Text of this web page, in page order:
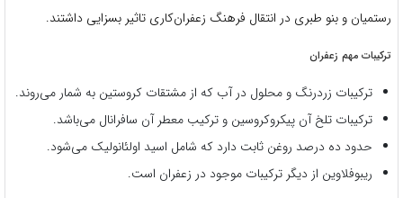
رستميان و بنو طبری در انتقال فرهنگ زعفران‌كاری تاثیر بسزایی داشتند.
ترکیبات مهم زعفران
ترکیبات زردرنگ و محلول در آب که از مشتقات کروستین به شمار می‌روند.
ترکیبات تلخ آن پیکروکروسین و ترکیب معطر آن سافرانال می‌باشد.
حدود ده درصد روغن ثابت‌ دارد که شامل اسید اولئانولیک می‌شود.
ریبوفلاوین از دیگر ترکیبات موجود در زعفران است.